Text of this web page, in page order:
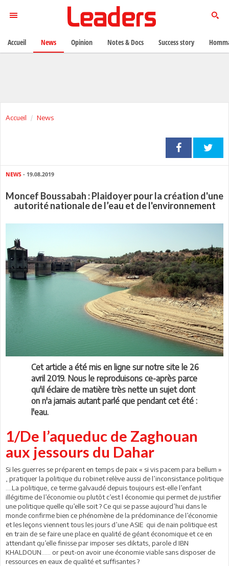
Accueil News
NEWS - 19.08.2019
Moncef Boussabah : Plaidoyer pour la création d'une
autorité nationale de l’eau et de l'environnement
Cet article a été mis en ligne sur notre site le 26
avril 2019. Nous le reproduisons ce-après parce
qu'il éclaire de matière très nette un sujet dont
on n'a jamais autant parlé que pendant cet été :
l'eau.
1/De l’aqueduc de Zaghouan
aux jessours du Dahar
Si les guerres se préparent en temps de paix « si vis pacem para bellum »
, pratiquer la politique du robinet relève aussi de l’inconsistance politique
….La politique, ce terme galvaudé depuis toujours est-elle l’enfant
illégitime de l’économie ou plutôt c’est l économie qui permet de justifier
une politique quelle qu’elle soit ? Ce qui se passe aujourd’hui dans le
monde confirme bien ce phénomène de la prédominance de l’économie
et les leçons viennent tous les jours d’une ASIE qui de nain politique est
en train de se faire une place en qualité de géant économique et ce en
attendant qu’elle finisse par imposer ses diktats, parole d IBN
KHALDOUN…… or peut-on avoir une économie viable sans disposer de
ressources en eaux de qualité et suffisantes ?
Accueil News Opinion Notes & Docs Success story